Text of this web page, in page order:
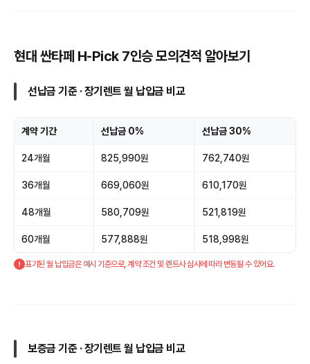
현대 싼타페 H-Pick 7인승 모의견적 알아보기
선납금 기준 · 장기렌트 월 납입금 비교
계약 기간 선납금 0% 선납금 30%
24개월 825,990원 762,740원
36개월 669,060원 610,170원
48개월 580,709원 521,819원
60개월 577,888원 518,998원
표기된 월 납입금은 예시 기준으로, 계약 조건 및 렌트사 심사에 따라 변동될 수 있어요.
보증금 기준 · 장기렌트 월 납입금 비교